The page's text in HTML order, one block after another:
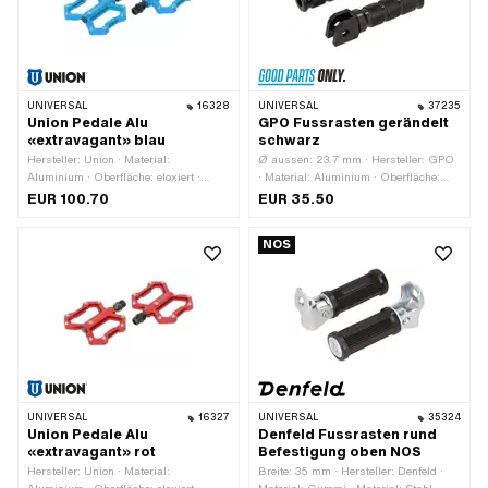
UNIVERSAL 16328
Union Pedale Alu
«extravagant» blau
Hersteller: Union · Material:
Aluminium · Oberfläche: eloxiert ·
Farbe: blau · Antrieb:
EUR 100.70
UNIVERSAL 37235
GPO Fussrasten gerändelt
schwarz
Ø aussen: 23.7 mm · Hersteller: GPO
· Material: Aluminium · Oberfläche:
eloxiert · Farbe: schwarz ·
EUR 35.50
UNIVERSAL 16327
Union Pedale Alu
«extravagant» rot
Hersteller: Union · Material:
NOS
UNIVERSAL 35324
Denfeld Fussrasten rund
Befestigung oben NOS
Breite: 35 mm · Hersteller: Denfeld ·